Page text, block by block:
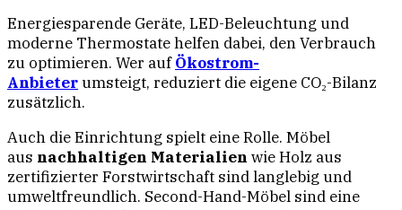
Energiesparende Geräte, LED-Beleuchtung und
moderne Thermostate helfen dabei, den Verbrauch
zu optimieren. Wer aufÖkostrom-
Anbieterumsteigt, reduziert die eigene CO₂-Bilanz
zusätzlich.
Auch die Einrichtung spielt eine Rolle. Möbel
aus nachhaltigen Materialien wie Holz aus
zertifizierter Forstwirtschaft sind langlebig und
umweltfreundlich. Second-Hand-Möbel sind eine